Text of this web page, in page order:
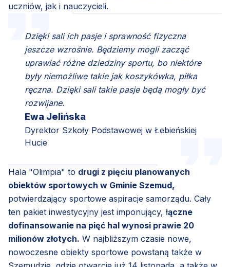
uczniów, jak i nauczycieli.
Dzięki sali ich pasje i sprawność fizyczna
jeszcze wzrośnie. Będziemy mogli zacząć
uprawiać różne dziedziny sportu, bo niektóre
były niemożliwe takie jak koszykówka, piłka
ręczna. Dzięki sali takie pasje będą mogły być
rozwijane.
Ewa Jelińska
Dyrektor Szkoły Podstawowej w Łebieńskiej
Hucie
Hala "Olimpia" to drugi z pięciu planowanych
obiektów sportowych w Gminie Szemud,
potwierdzający sportowe aspiracje samorządu. Cały
ten pakiet inwestycyjny jest imponujący, łączne
dofinansowanie na pięć hal wynosi prawie 20
milionów złotych. W najbliższym czasie nowe,
nowoczesne obiekty sportowe powstaną także w